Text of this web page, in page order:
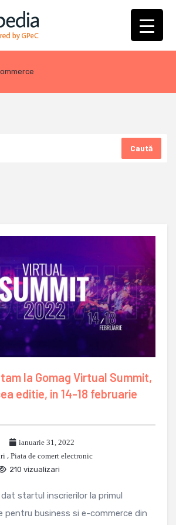
Caută
la Gomag Virtual Summit,
editie, in 14-18 februarie
ianuarie 31, 2022
, Piata de comert electronic
210 vizualizari
dat startul inscrierilor la primul
pentru business si e-commerce din